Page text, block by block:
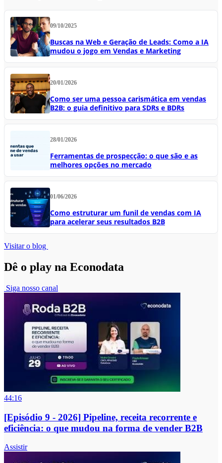
09/10/2025
Buscas na Web e Geração de Leads: Como a IA
mudou o jogo em Vendas e Marketing
20/01/2026
Como ser uma pessoa carismática em vendas
B2B: o guia definitivo para SDRs e BDRs
28/01/2026
Ferramentas de prospecção: o que são e as
melhores opções no mercado
01/06/2026
Como estruturar um funil de vendas com IA
para acelerar seus resultados B2B
Visitar o blog
Dê o play na Econodata
Siga nosso canal
44:16
[Episódio 9 - 2026] Pipeline, receita recorrente e
eficiência: o que mudou na forma de vender B2B
Assistir